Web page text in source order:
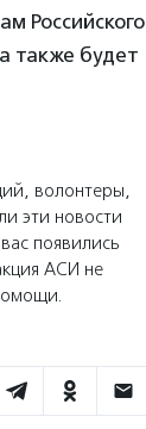
Российского
также будет
волонтеры,
эти новости
появились
АСИ не